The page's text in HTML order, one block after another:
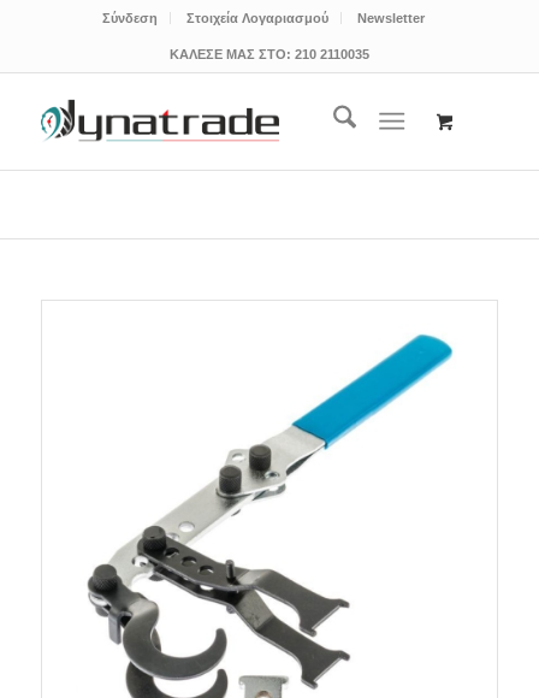
Σύνδεση Στοιχεία Λογαριασμού Newsletter
ΚΑΛΕΣΕ ΜΑΣ ΣΤΟ: 210 2110035